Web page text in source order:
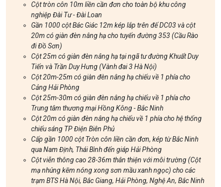
Cột tròn côn 10m liền cần đơn cho toàn bộ khu công
nghiệp Đài Tư - Đài Loan
Gần 1000 cột Bác Giác 12m kép lắp trên đế DC03 và cột
20m có giàn đèn nâng hạ cho tuyến đường 353 (Cầu Rào
đi Đồ Sơn)
Cột 25m có giàn đèn nâng hạ tại ngã tư đường Khuất Duy
Tiến và Trần Duy Hưng (Vành đai 3 Hà Nội)
Cột 20m-25m có giàn đèn nâng hạ chiếu về 1 phía cho
Cảng Hải Phòng
Cột 25m-30m có giàn đèn nâng hạ chiếu về 1 phía cho
Trung tâm thương mại Hồng Kông - Bắc Ninh
Cột 20m có giàn đèn nâng hạ chiếu về 1 phía cho hệ thống
chiếu sáng TP Điện Biên Phủ
Cấp gần 1000 cột Tròn côn liền cần đơn, kép từ Bắc Ninh
qua Nam Định, Thái Bình đến giáp Hải Phòng
Cột viễn thông cao 28-36m thân thiện với môi trường (Cột
mạ nhúng kẽm nóng xong sơn mầu xanh ngọc) cho các
trạm BTS Hà Nội, Bắc Giang, Hải Phòng, Nghệ An, Bắc Ninh